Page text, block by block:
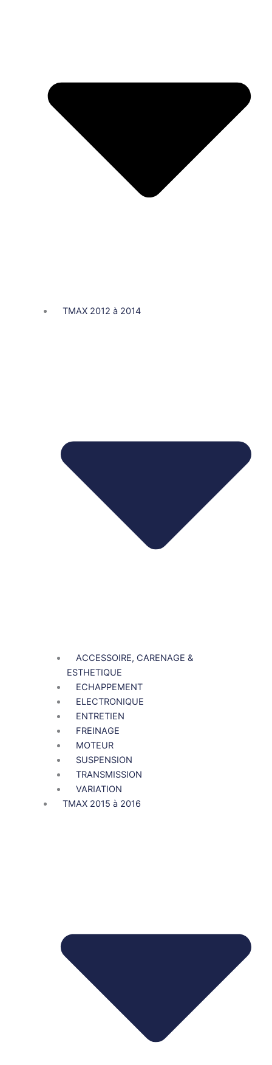
TMAX 2012 à 2014
ACCESSOIRE, CARENAGE &
ESTHETIQUE
ECHAPPEMENT
ELECTRONIQUE
ENTRETIEN
FREINAGE
MOTEUR
SUSPENSION
TRANSMISSION
VARIATION
TMAX 2015 à 2016